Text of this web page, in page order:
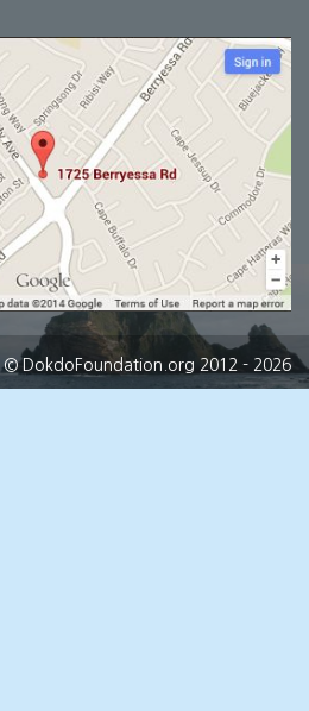
© DokdoFoundation.org 2012 - 2026